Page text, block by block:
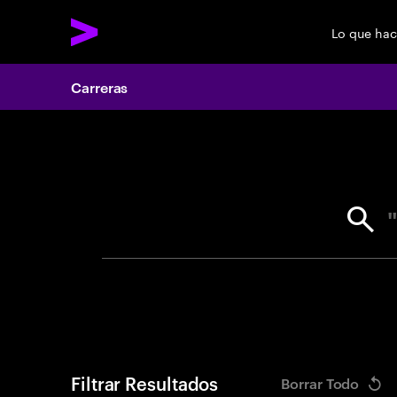
Lo que
Carreras
Filtrar Resultados Borrar Todo